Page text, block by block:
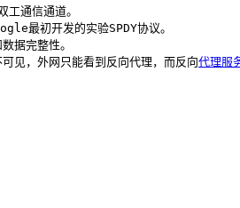
通信通道。
最初开发的实验SPDY协议。
据完整性。
见，外网只能看到反向代理，而反向代理服